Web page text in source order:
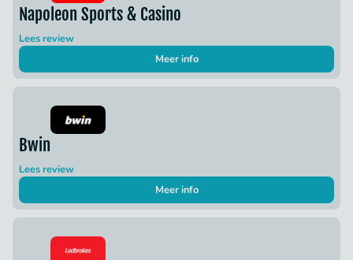
Napoleon Sports & Casino
Lees review
Meer info
Bwin
Lees review
Meer info